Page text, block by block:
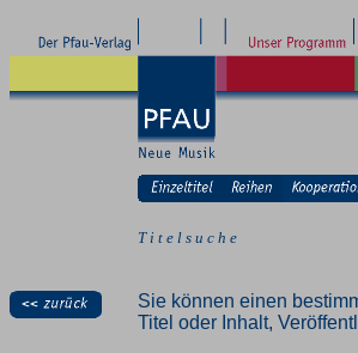
T i t e l s u c h e
Sie können einen
Titel oder Inhalt,